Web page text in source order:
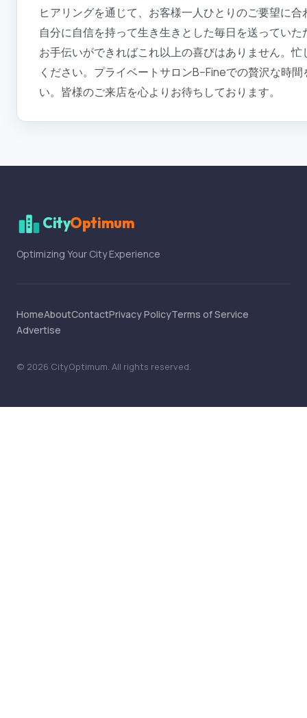
ヒアリングを通じて、お客様一人ひとりのご要望に
自分に自信を持って生き生きとした毎日を送ってい
お手伝いができればこれ以上の喜びはありません。
ください。プライベートサロンB−Fineでの贅沢な時
い。皆様のご来店を心よりお待ちしております。
CityOptimum
Optimizing Your City Experience
HomeAboutContactPrivacy PolicyTerms of Service
Advertise
© 2026 CityOptimum. All rights reserved.